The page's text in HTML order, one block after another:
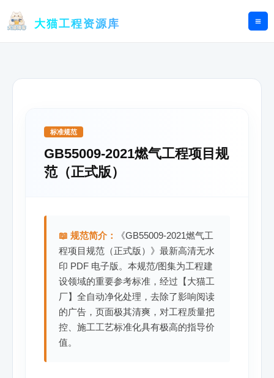
大猫工程资源库
标准规范
GB55009-2021燃气工程项目规
范（正式版）
📖 规范简介：
《GB55009-2021燃气工
程项目规范（正式版）》最新高清无水
印 PDF 电子版。本规范/图集为工程建
设领域的重要参考标准，经过【大猫工
厂】全自动净化处理，去除了影响阅读
的广告，页面极其清爽，对工程质量把
控、施工工艺标准化具有极高的指导价
值。